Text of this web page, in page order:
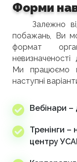
Форми
Залежно
побажань, Ви
формат
невизначеності
Ми працюємо
наступні
Вебінари –
Тренінги –
центру